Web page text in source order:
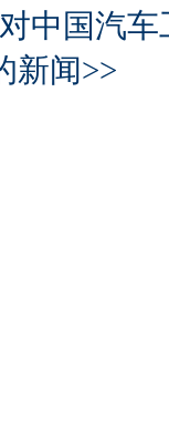
中国汽
新闻>>